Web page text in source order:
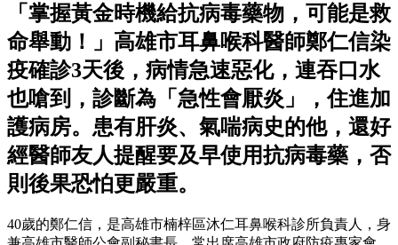
「掌握黃金時機給抗病毒藥物，可能是救
命舉動！」高雄市耳鼻喉科醫師鄭仁信染
疫確診3天後，病情急速惡化，連吞口水
也嗆到，診斷為「急性會厭炎」，住進加
護病房。患有肝炎、氣喘病史的他，還好
經醫師友人提醒要及早使用抗病毒藥，否
則後果恐怕更嚴重。
40歲的鄭仁信，是高雄市楠梓區沐仁耳鼻喉科診所負責人，身